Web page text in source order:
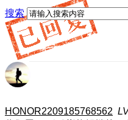
搜索
HONOR2209185768562